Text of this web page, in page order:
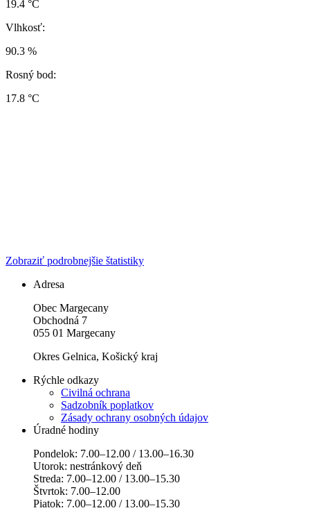
19.4 °C
Vlhkosť:
90.3 %
Rosný bod:
17.8 °C
Zobraziť podrobnejšie štatistiky
Adresa
Obec Margecany
Obchodná 7
055 01 Margecany
Okres Gelnica, Košický kraj
Rýchle odkazy
Civilná ochrana
Sadzobník poplatkov
Zásady ochrany osobných údajov
Úradné hodiny
Pondelok: 7.00–12.00 / 13.00–16.30
Utorok: nestránkový deň
Streda: 7.00–12.00 / 13.00–15.30
Štvrtok: 7.00–12.00
Piatok: 7.00–12.00 / 13.00–15.30